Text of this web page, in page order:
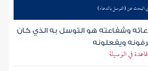
في البحث عن (التوسل بالدعاء)
وشفاعته هو التوسل به الذي كان
ويفعلونه
في الوسيلة